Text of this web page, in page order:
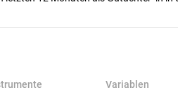
Variablen